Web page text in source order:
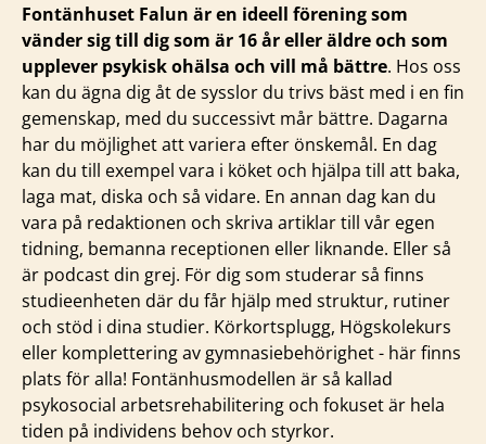
Fontänhuset Falun är en ideell förening som
vänder sig till dig som är 16 år eller äldre och som
upplever psykisk ohälsa och vill må bättre. Hos oss
kan du ägna dig åt de sysslor du trivs bäst med i en fin
gemenskap, med du successivt mår bättre. Dagarna
har du möjlighet att variera efter önskemål. En dag
kan du till exempel vara i köket och hjälpa till att baka,
laga mat, diska och så vidare. En annan dag kan du
vara på redaktionen och skriva artiklar till vår egen
tidning, bemanna receptionen eller liknande. Eller så
är podcast din grej. För dig som studerar så finns
studieenheten där du får hjälp med struktur, rutiner
och stöd i dina studier. Körkortsplugg, Högskolekurs
eller komplettering av gymnasiebehörighet - här finns
plats för alla! Fontänhusmodellen är så kallad
psykosocial arbetsrehabilitering och fokuset är hela
tiden på individens behov och styrkor.